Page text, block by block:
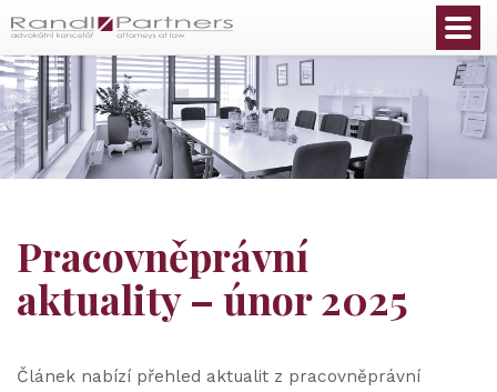
Pracovněprávní
aktuality – únor 2025
Článek nabízí přehled aktualit z pracovněprávní
Čeština